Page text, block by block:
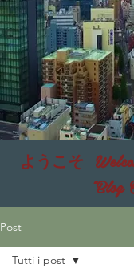
ようこそ
"Blog
Post
Tutti i post